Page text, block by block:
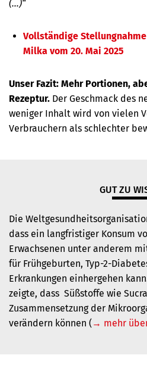
(...)“
Vollständige Stellungnahme
Milka vom 20. Mai 2025
Unser Fazit: Mehr Portionen,
Rezeptur. Der Geschmack des
weniger Inhalt wird von vielen
Verbrauchern als schlechter
GUT ZU
Die
dass ein langfristiger Konsum
Erwachsenen unter anderem
für Frühgeburten, Typ-2-
Erkrankungen einhergehen
zeigte, dass Süßstoffe wie
Zusammensetzung der
verändern können (→ mehr